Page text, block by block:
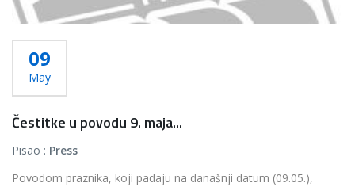
09
May
Čestitke u povodu 9. maja...
Pisao : Press
Povodom praznika, koji padaju na današnji datum (09.05.),